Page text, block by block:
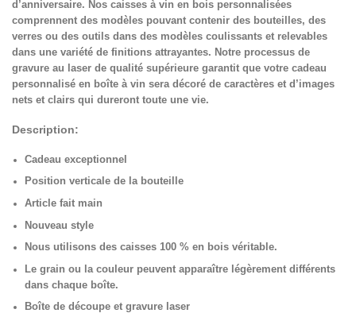
d’anniversaire. Nos caisses à vin en bois personnalisées
comprennent des modèles pouvant contenir des bouteilles, des
verres ou des outils dans des modèles coulissants et relevables
dans une variété de finitions attrayantes. Notre processus de
gravure au laser de qualité supérieure garantit que votre cadeau
personnalisé en boîte à vin sera décoré de caractères et d’images
nets et clairs qui dureront toute une vie.
Description:
Cadeau exceptionnel
Position verticale de la bouteille
Article fait main
Nouveau style
Nous utilisons des caisses 100 % en bois véritable.
Le grain ou la couleur peuvent apparaître légèrement différents
dans chaque boîte.
Boîte de découpe et gravure laser